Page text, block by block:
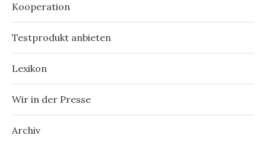
Kooperation
Testprodukt anbieten
Lexikon
Wir in der Presse
Archiv